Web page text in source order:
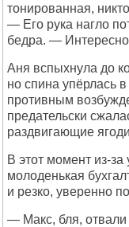
тонированная,
— Его рука нагло
бедра. —
Аня вспыхнула до
но спина упёрлась
противным
предательски
раздвигающие
В этот момент из-
молоденькая
и резко, уверенно
— Макс, бля, отвали